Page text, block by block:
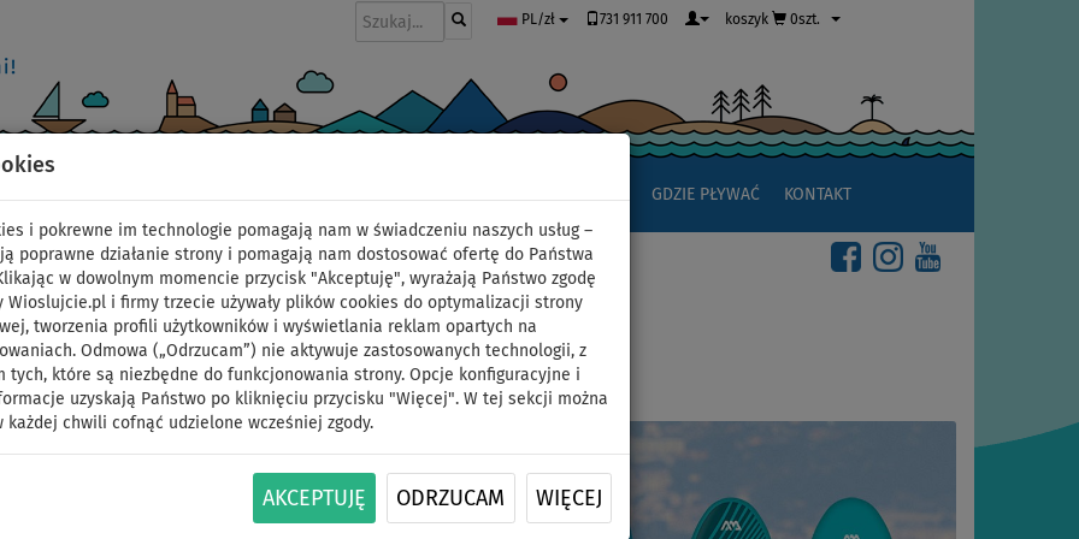
i pokrewne im technologie pomagają nam w świadczeniu naszych usług –
poprawne działanie strony i pomagają nam dostosować ofertę do Państwa
w dowolnym momencie przycisk "Akceptuję", wyrażają Państwo zgodę
Wioslujcie.pl i firmy trzecie używały plików cookies do optymalizacji strony
tworzenia profili użytkowników i wyświetlania reklam opartych na
Odmowa („Odrzucam”) nie aktywuje zastosowanych technologii, z
tych, które są niezbędne do funkcjonowania strony. Opcje konfiguracyjne i
uzyskają Państwo po kliknięciu przycisku "Więcej". W tej sekcji można
każdej chwili cofnąć udzielone wcześniej zgody.
AKCEPTUJĘ ODRZUCAM WIĘCEJ
PL/zł 731 911 700 koszyk 0szt.
GDZIE PŁYWAĆ KONTAKT
BLUE
BLUE - Limitowana edycja